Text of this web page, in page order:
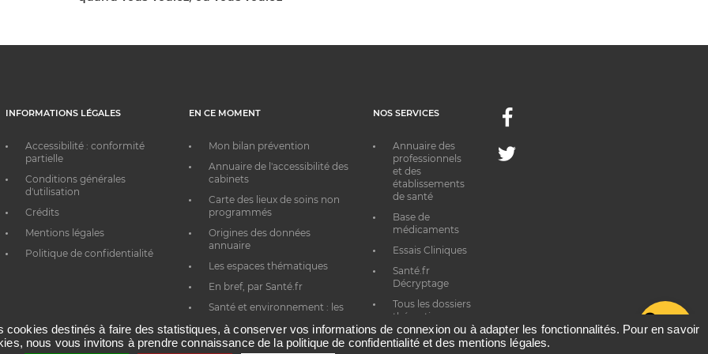
INFORMATIONS LÉGALES
Accessibilité : conformité
partielle
Conditions générales
d'utilisation
Crédits
Mentions légales
Politique de confidentialité
EN CE MOMENT
Mon bilan prévention
Annuaire de l'accessibilité des
cabinets
Carte des lieux de soins non
programmés
Origines des données
annuaire
Les espaces thématiques
En bref, par Santé.fr
Santé et environnement : les
NOS SERVICES
Annuaire des
professionnels
et des
établissements
de santé
Base de
médicaments
Essais Cliniques
Santé.fr
Décryptage
Tous les dossiers
thématiques
Facebook
Twitter
cookies destinés à faire des statistiques, à conserver vos informations de connexion ou à adapter les fonctionnalités. Pour en savoir
nous vous invitons à prendre connaissance de la politique de confidentialité et des mentions légales.